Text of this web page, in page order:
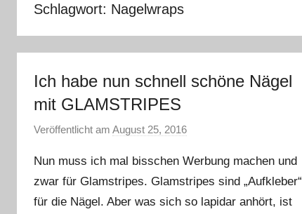
Rezensionen,
Produkttests
und
mehr
Schlagwort: Nagelwraps
Ich habe nun schnell schöne Nägel
mit GLAMSTRIPES
Veröffentlicht am August 25, 2016
n
Y
v
Nun muss ich mal bisschen Werbung machen und
zwar für Glamstripes. Glamstripes sind „Aufkleber“
für die Nägel. Aber was sich so lapidar anhört, ist